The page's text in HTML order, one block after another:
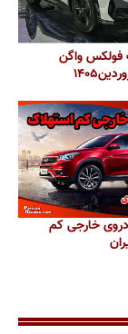
فولکس واگن
۲۰ خودروی خارجی کم